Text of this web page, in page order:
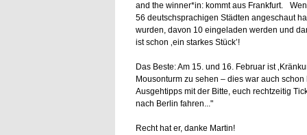
and the winner*in: kommt aus Frankfurt.
56 deutschsprachigen Städten angeschaut
wurden, davon 10 eingeladen werden und
ist schon ‚ein starkes Stück’!
Das Beste: Am 15. und 16. Februar ist
Mousonturm zu sehen – dies war auch
Ausgehtipps mit der Bitte, euch rechtzeitig
nach Berlin fahren..."
Recht hat er, danke Martin!